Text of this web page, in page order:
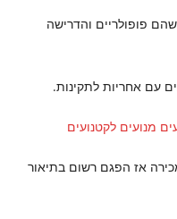
והדרישה
אחריות לתקינות.
מנועים לקטנועים
אז הפגם רשום בתיאור